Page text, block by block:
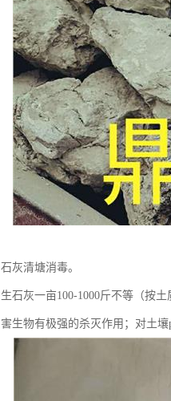
石灰清塘消毒。
生石灰一亩100-1000斤不等（按
害生物有极强的杀灭作用；对土